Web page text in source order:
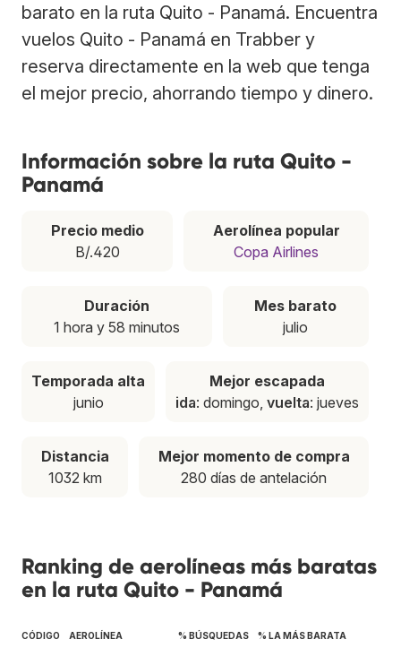
barato en la ruta Quito - Panamá. Encuentra
vuelos Quito - Panamá en Trabber y
reserva directamente en la web que tenga
el mejor precio, ahorrando tiempo y dinero.
Información sobre la ruta Quito -
Panamá
Precio medio
B/.420
Aerolínea popular
Copa Airlines
Duración
1 hora y 58 minutos
Mes barato
julio
Temporada alta
junio
Mejor escapada
ida: domingo, vuelta: jueves
Distancia
1032 km
Mejor momento de compra
280 días de antelación
Ranking de aerolíneas más baratas
en la ruta Quito - Panamá
CÓDIGO AEROLÍNEA % BÚSQUEDAS % LA MÁS BARATA